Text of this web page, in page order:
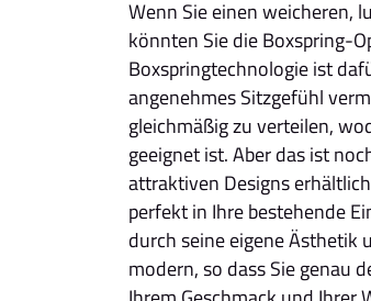
Wenn Sie einen weicheren,
könnten Sie die Boxspring-
Boxspringtechnologie ist
angenehmes Sitzgefühl
gleichmäßig zu verteilen,
geeignet ist. Aber das ist
attraktiven Designs
perfekt in Ihre bestehende
durch seine eigene Ästhetik
modern, so dass Sie genau